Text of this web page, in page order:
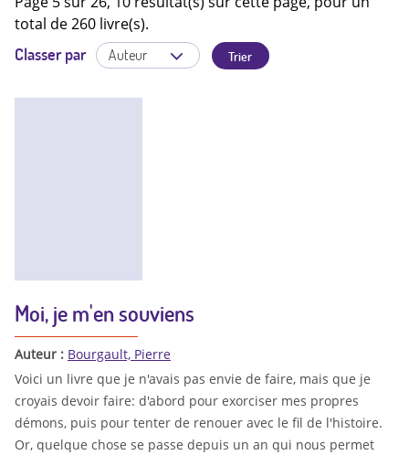
total de 260 livre(s).
Classer par
Moi, je m'en souviens
Auteur : Bourgault, Pierre
Voici un livre que je n'avais pas envie de faire, mais que je
croyais devoir faire: d'abord pour exorciser mes propres
démons, puis pour tenter de renouer avec le fil de l'histoire.
Or, quelque chose se passe depuis un an qui nous permet